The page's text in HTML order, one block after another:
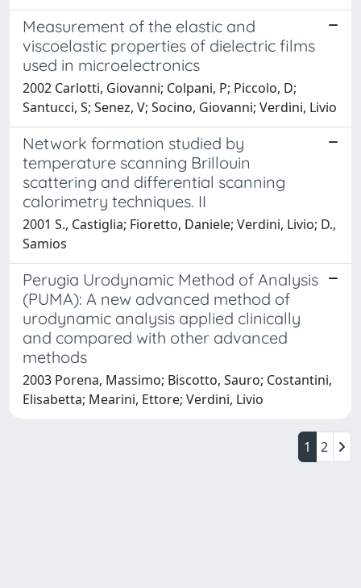
Measurement of the elastic and
viscoelastic properties of dielectric films
used in microelectronics
2002 Carlotti, Giovanni; Colpani, P; Piccolo, D;
Santucci, S; Senez, V; Socino, Giovanni; Verdini, Livio
Network formation studied by
temperature scanning Brillouin
scattering and differential scanning
calorimetry techniques. II
2001 S., Castiglia; Fioretto, Daniele; Verdini, Livio; D.,
Samios
Perugia Urodynamic Method of Analysis
(PUMA): A new advanced method of
urodynamic analysis applied clinically
and compared with other advanced
methods
2003 Porena, Massimo; Biscotto, Sauro; Costantini,
Elisabetta; Mearini, Ettore; Verdini, Livio
1 2